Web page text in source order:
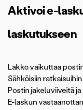
Aktivoi e-
laskutukseen
Lakko vaikuttaa
Sähköisiin
Postin jakeluviiveitä
E-laskun